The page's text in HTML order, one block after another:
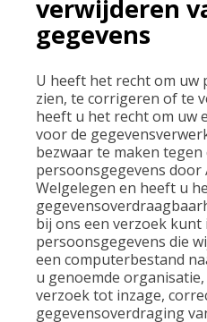
verwijderen
gegevens
U heeft het recht om uw
zien, te corrigeren of te
heeft u het recht om uw
voor de
bezwaar te maken
persoonsgegevens
Welgelegen en heeft u
bij ons een verzoek kunt
persoonsgegevens die
een computerbestand
u genoemde
verzoek tot inzage,
gegevensoverdraging